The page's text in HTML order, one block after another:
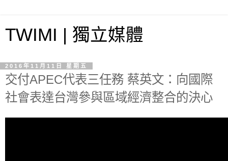
TWIMI | 獨立媒體
2016年11月11日 星期五
交付APEC代表三任務 蔡英文：向國際
社會表達台灣參與區域經濟整合的決心